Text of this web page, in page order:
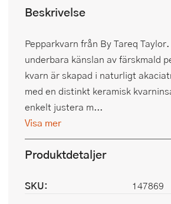
Beskrivelse
Pepparkvarn från By Tareq
underbara känslan av färskmald
kvarn är skapad i naturligt
med en distinkt keramisk
enkelt justera m...
Visa mer
Produktdetaljer
SKU:
147869